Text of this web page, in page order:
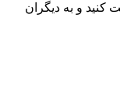
کنید و به دیگران